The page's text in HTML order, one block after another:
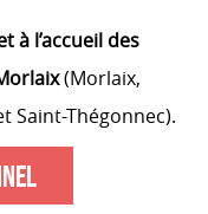
à l’accueil des
(Morlaix,
Saint-Thégonnec).